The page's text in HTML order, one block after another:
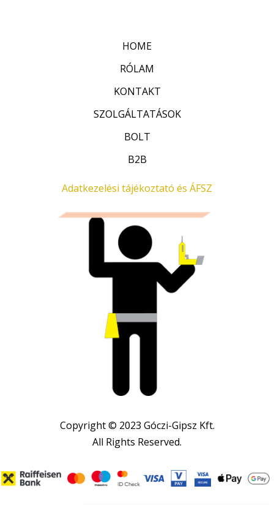
HOME
RÓLAM
KONTAKT
SZOLGÁLTATÁSOK
BOLT
B2B
Adatkezelési tájékoztató és ÁFSZ
Copyright © 2023 Góczi-Gipsz Kft.
All Rights Reserved.